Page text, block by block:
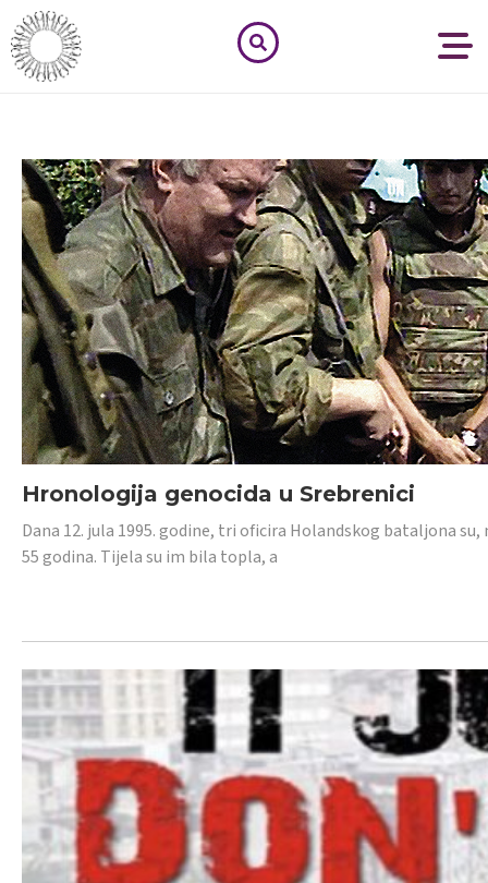
Hronologija genocida u Srebrenici
Dana 12. jula 1995. godine, tri oficira Holandskog bataljona
55 godina. Tijela su im bila topla, a